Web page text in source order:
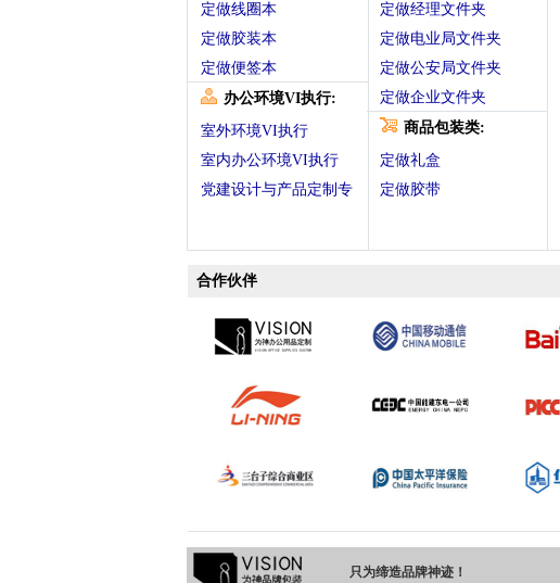
定做线圈本
定做胶装本
定做便签本
办公环境VI执行:
室外环境VI执行
室内办公环境VI执行
党建设计与产品定制专
定做经理文件夹
定做电业局文件夹
定做公安局文件夹
定做企业文件夹
商品包装类:
定做礼盒
定做胶带
合作伙伴
只为缔造品牌神迹！